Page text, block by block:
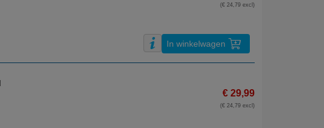
(€ 24,79 excl)
In winkelwagen
€ 29,99
(€ 24,79 excl)